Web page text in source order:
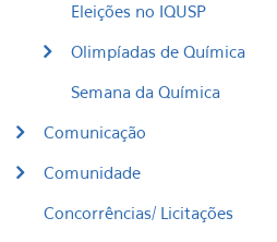
Eleições no IQUSP
Olimpíadas de Química
Semana da Química
Comunicação
Comunidade
Concorrências/ Licitações